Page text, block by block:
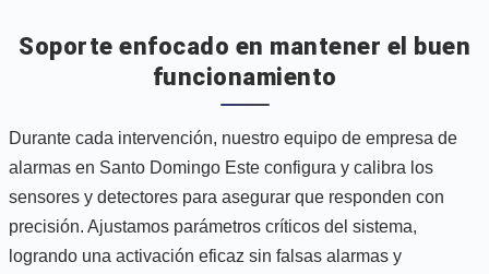
Soporte enfocado en mantener el buen
funcionamiento
Durante cada intervención, nuestro equipo de empresa de
alarmas en Santo Domingo Este configura y calibra los
sensores y detectores para asegurar que responden con
precisión. Ajustamos parámetros críticos del sistema,
logrando una activación eficaz sin falsas alarmas y